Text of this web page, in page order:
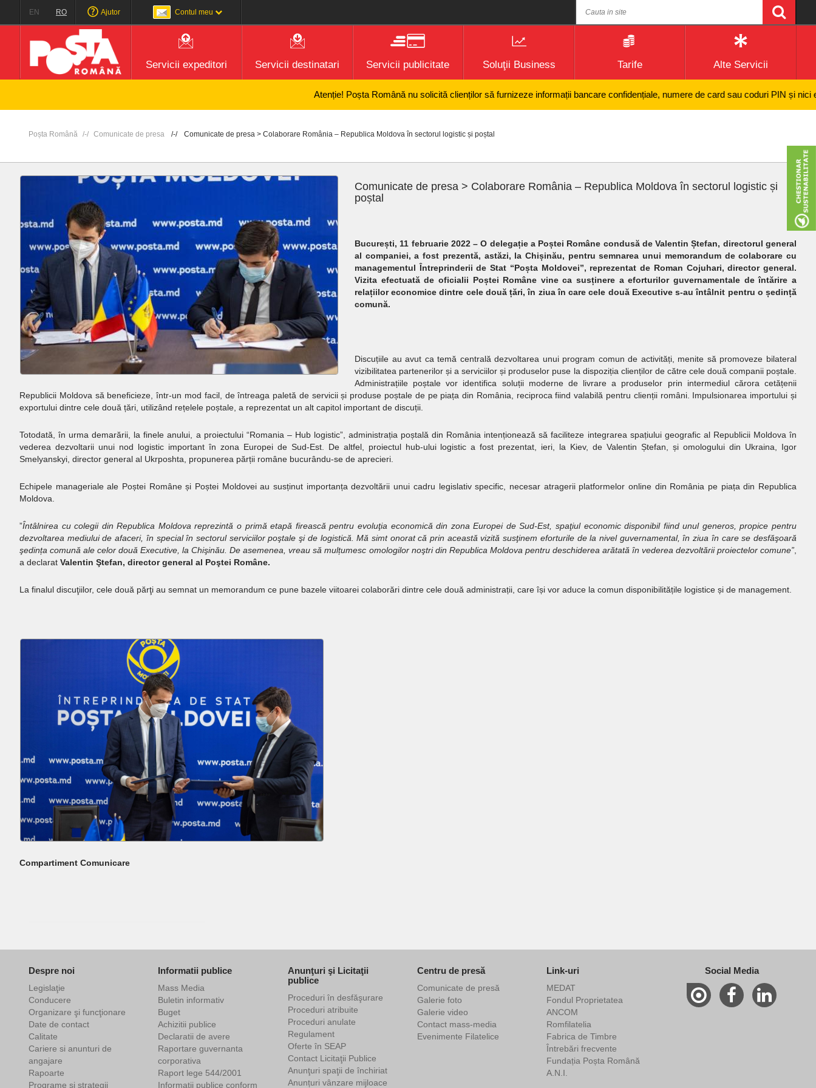
EN RO Ajutor Contul meu
Servicii expeditori Servicii destinatari Servicii publicitate Soluţii Business Tarife Alte Servicii
Atenție! Poșta Română nu solicită clienților să furnizeze informații bancare confidențiale, numere de card sau coduri PIN și nici
Poșta Română Comunicate de presa Comunicate de presa > Colaborare România – Republica Moldova în sectorul logistic și poștal
Comunicate de presa > Colaborare România – Republica Moldova în sectorul logistic și
poștal
București, 11 februarie 2022 – O delegație a Poștei Române condusă de Valentin Ștefan, directorul general
al companiei, a fost prezentă, astăzi, la Chișinău, pentru semnarea unui memorandum de colaborare cu
managementul Întreprinderii de Stat “Poșta Moldovei”, reprezentat de Roman Cojuhari, director general.
Vizita efectuată de oficialii Poștei Române vine ca susținere a eforturilor guvernamentale de întărire a
relațiilor economice dintre cele două țări, în ziua în care cele două Executive s-au întâlnit pentru o ședință
comună.
Discuțiile au avut ca temă centrală dezvoltarea unui program comun de activități, menite să promoveze bilateral
vizibilitatea partenerilor și a serviciilor și produselor puse la dispoziția clienților de către cele două companii poștale.
Administrațiile poștale vor identifica soluții moderne de livrare a produselor prin intermediul cărora cetățenii
Republicii Moldova să beneficieze, într-un mod facil, de întreaga paletă de servicii și produse poștale de pe piața din România, reciproca fiind valabilă pentru clienții români. Impulsionarea importului și
exportului dintre cele două țări, utilizând rețelele poștale, a reprezentat un alt capitol important de discuții.
Totodată, în urma demarării, la finele anului, a proiectului “Romania – Hub logistic”, administrația poștală din România intenționează să faciliteze integrarea spațiului geografic al Republicii Moldova în
vederea dezvoltarii unui nod logistic important în zona Europei de Sud-Est. De altfel, proiectul hub-ului logistic a fost prezentat, ieri, la Kiev, de Valentin Ștefan, și omologului din Ukraina, Igor
Smelyanskyi, director general al Ukrposhta, propunerea părții române bucurându-se de aprecieri.
Echipele manageriale ale Poștei Române și Poștei Moldovei au susținut importanța dezvoltării unui cadru legislativ specific, necesar atragerii platformelor online din România pe piața din Republica
Moldova.
”Întâlnirea cu colegii din Republica Moldova reprezintă o primă etapă firească pentru evoluţia economică din zona Europei de Sud-Est, spaţiul economic disponibil fiind unul generos, propice pentru
dezvoltarea mediului de afaceri, în special în sectorul serviciilor poştale şi de logistică. Mă simt onorat că prin această vizită susţinem eforturile de la nivel guvernamental, în ziua în care se desfăşoară
şedința comună ale celor două Executive, la Chişinău. De asemenea, vreau să mulțumesc omologilor noştri din Republica Moldova pentru deschiderea arătată în vederea dezvoltării proiectelor comune”
a declarat Valentin Ştefan, director general al Poştei Române.
La finalul discuţiilor, cele două părţi au semnat un memorandum ce pune bazele viitoarei colaborări dintre cele două administrații, care își vor aduce la comun disponibilitățile logistice și de management.
Compartiment Comunicare
Despre noi
Legislaţie
Conducere
Organizare şi funcţionare
Date de contact
Calitate
Cariere si anunturi de
angajare
Rapoarte
Programe şi strategii
Informatii publice
Mass Media
Buletin informativ
Buget
Achizitii publice
Declaratii de avere
Raportare guvernanta
corporativa
Raport lege 544/2001
Informații publice conform
Anunţuri şi Licitaţii
publice
Proceduri în desfăşurare
Proceduri atribuite
Proceduri anulate
Regulament
Oferte în SEAP
Contact Licitaţii Publice
Anunţuri spaţii de închiriat
Anunțuri vânzare mijloace
Centru de presă
Comunicate de presă
Galerie foto
Galerie video
Contact mass-media
Evenimente Filatelice
Link-uri
MEDAT
Fondul Proprietatea
ANCOM
Romfilatelia
Fabrica de Timbre
Întrebări frecvente
Fundația Poșta Română
A.N.I.
Social Media